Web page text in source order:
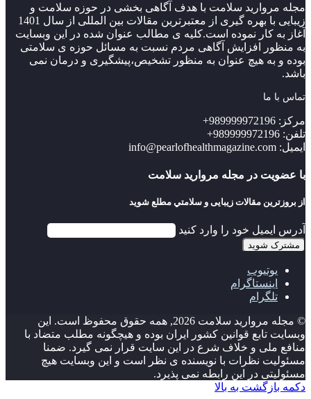
مجله مروارید سلامت با هدف آگاهی بخشی در حوزه سلامت و
زیبایی با بهره گیری از معتبرترین مقالات بین المللی از سال 1401
آغاز به کار نموده است.کلیه ی مطالب عنوان شده در این وبسایت
به منظور افزایش آگاهی مردم نسبت به مسائل حوزه ی سلامتی
بوده و به هیچ عنوان به منظور تشخیص،پیشگیری و درمان نمی
باشد.
تماس با ما
مرکز: 989999972196+
تلفن: 989999972196+
ایمیل: info@pearlofhealthmagazine.com
با عضویت در مجله مروارید سلامت
از بروزترین مقالات زیبایی و سلامتي مطلع شوید
آدرس ایمیل خود را وارد کنید
یوتیوب
اینستاگرام
تلگرام
© مجله مروارید سلامت 2026, همه حقوق محفوظ است. این
وبسایت تابع قوانین کشور ایران بوده و هیچگونه مطلب متضاد با
منافع ملی و خلاف شرع در این سایت قرار نمی گیرد. ضمنا
مسئولیت نظرات با نویسنده ی نظر است و این وبسایت هیچ
مسئولیتی در این رابطه نمی پذیرد.
دکمه بازگشت به بالا